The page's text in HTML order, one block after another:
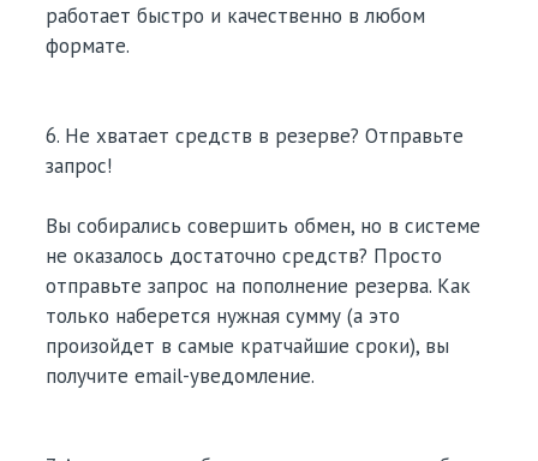
работает быстро и качественно в любом
формате.
6. Не хватает средств в резерве? Отправьте
запрос!
Вы собирались совершить обмен, но в системе
не оказалось достаточно средств? Просто
отправьте запрос на пополнение резерва. Как
только наберется нужная сумму (а это
произойдет в самые кратчайшие сроки), вы
получите email-уведомление.